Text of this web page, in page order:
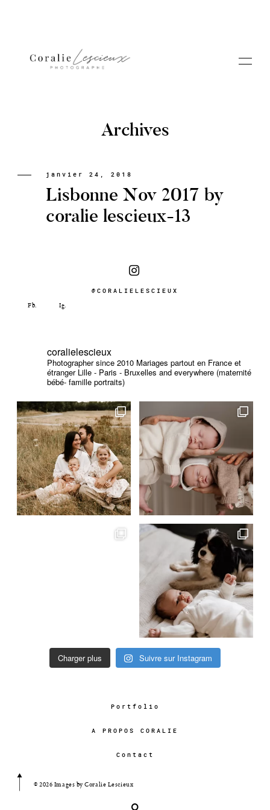
Portfolio
A PROPOS CORALIE
Archives
janvier 24, 2018
Lisbonne Nov 2017 by
coralie lescieux-13
@CORALIELESCIEUX
coralielescieux
Photographer since 2010 Mariages partout en France et
étranger Lille - Paris - Bruxelles and everywhere (maternité
bébé- famille portraits)
Charger plus Suivre sur Instagram
Portfolio
A PROPOS CORALIE
Contact
© 2026 Images by Coralie Lescieux